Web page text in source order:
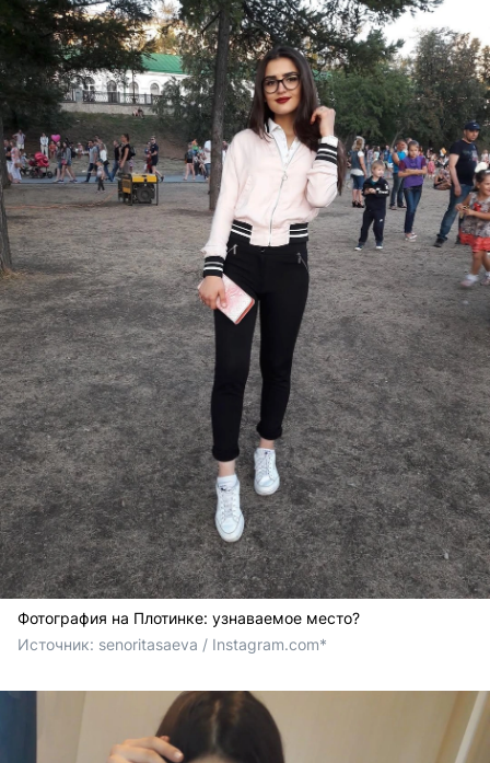
Фотография на Плотинке: узнаваемое место?
Источник: senoritasaeva / Instagram.com*